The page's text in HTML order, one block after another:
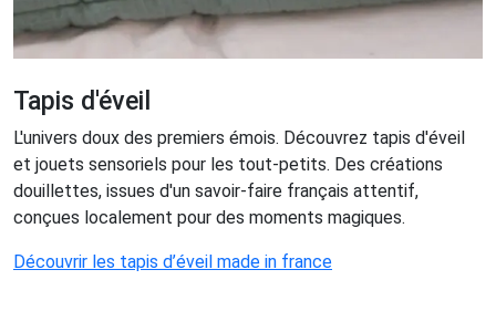
Tapis d'éveil
L'univers doux des premiers émois. Découvrez tapis d'éveil
et jouets sensoriels pour les tout-petits. Des créations
douillettes, issues d'un savoir-faire français attentif,
conçues localement pour des moments magiques.
Découvrir les tapis d’éveil made in france